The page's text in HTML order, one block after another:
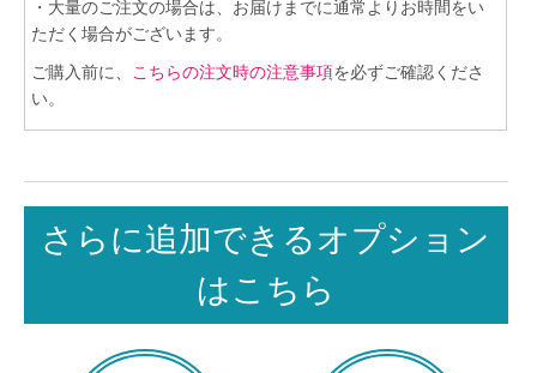
・大量のご注文の場合は、お届けまでに通常よりお時間をい
ただく場合がございます。
ご購入前に、
こちらの注文時の注意事項を必ずご確認くださ
い。
さらに追加できるオプション
はこちら